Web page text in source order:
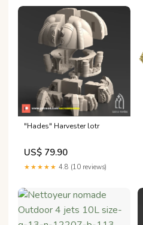
"Hades" Harvester lotr
US$ 79.90
★★★★★ 4.8 (10 reviews)